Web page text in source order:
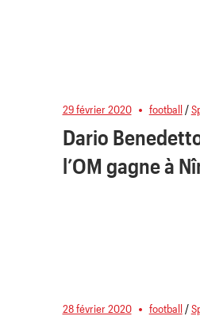
29 février 2020 football/
Dario
l’OM gagne à
28 février 2020 football/